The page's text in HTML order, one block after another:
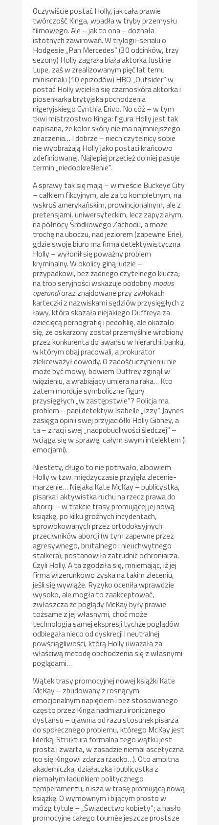
Oczywiście postać Holly, jak cała prawie
twórczość Kinga, wpadła w tryby przemysłu
filmowego. Ale – jak to ona – doznała
istotnych zawirowań. W trylogii-serialu o
Hodgesie „Pan Mercedes” (30 odcinków, trzy
sezony) Holly zagrała biała aktorka Justine
Lupe, zaś w zrealizowanym pięć lat temu
miniserialu (10 epizodów) HBO „Outsider” w
postać Holly wcieliła się czarnoskóra aktorka i
piosenkarka brytyjska pochodzenia
nigeryjskiego Cynthia Erivo. No cóż – w tym
tkwi mistrzostwo Kinga: figura Holly jest tak
napisana, że kolor skóry nie ma najmniejszego
znaczenia… I dobrze – niech czytelnicy sobie
nie wyobrażają Holly jako postaci krańcowo
zdefiniowanej. Najlepiej przecież do niej pasuje
termin „niedookreślenie”.
A sprawy tak się mają – w mieście Buckeye City
– całkiem fikcyjnym, ale za to kompletnym, na
wskroś amerykańskim, prowincjonalnym, ale z
pretensjami, uniwersyteckim, lecz zapyziałym,
na północy Środkowego Zachodu, a może
trochę na uboczu, nad jeziorem (zapewne Erie),
gdzie swoje biuro ma firma detektywistyczna
Holly – wyłonił się poważny problem
kryminalny. W okolicy giną ludzie –
przypadkowi, bez żadnego czytelnego klucza;
na trop seryjności wskazuje podobny modus
operandioraz znajdowane przy zwłokach
karteczki z nazwiskami sędziów przysięgłych z
ławy, która skazała niejakiego Duffreya za
dziecięcą pornografię i pedofilię, ale okazało
się, że oskarżony został przemyślnie wrobiony
przez konkurenta do awansu w hierarchii banku,
w którym obaj pracowali, a prokurator
zlekceważył dowody. O zadośćuczynieniu nie
może być mowy, bowiem Duffrey zginął w
więzieniu, a wrabiający umiera na raka… Kto
zatem morduje symboliczne figury
przysięgłych „w zastępstwie”? Policja ma
problem – pani detektyw Isabelle „Izzy” Jaynes
zasięga opinii swej przyjaciółki Holly Gibney, a
ta – z racji swej „nadpobudliwości śledczej” –
wciąga się w sprawę, całym swym intelektem (i
emocjami).
Niestety, długo to nie potrwało, albowiem
Holly w tzw. międzyczasie przyjęła zlecenie-
marzenie… Niejaka Kate McKay – publicystka,
pisarka i aktywistka ruchu na rzecz prawa do
aborcji – w trakcie trasy promującej jej nową
książkę, po kilku groźnych incydentach,
sprowokowanych przez ortodoksyjnych
przeciwników aborcji (w tym zapewne przez
agresywnego, brutalnego i nieuchwytnego
stalkera), postanowiła zatrudnić ochroniarza.
Czyli Holly. A ta zgodziła się, mniemając, iż jej
firma wizerunkowo zyska na takim zleceniu,
jeśli się wywiąże. Ryzyko oceniła wprawdzie
wysoko, ale mogła to zaakceptować,
zwłaszcza że poglądy McKay były prawie
tożsame z jej własnymi, choć może
technologia samej ekspresji tychże poglądów
odbiegała nieco od dyskrecji i neutralnej
powściągliwości, którą Holly uważała za
właściwą metodę obchodzenia się z własnymi
poglądami…
Wątek trasy promocyjnej nowej książki Kate
McKay – zbudowany z rosnącym
emocjonalnym napięciem i bez stosowanego
często przez Kinga nadmiaru ironicznego
dystansu – ujawnia od razu stosunek pisarza
do społecznego problemu, którego McKay jest
liderką. Struktura formalna tego wątku jest
prosta i zwarta, w zasadzie niemal ascetyczna
(co się Kingowi zdarza rzadko…). Oto ambitna
akademiczka, działaczka i publicystka z
niemałym ładunkiem politycznego
temperamentu, rusza w trasę promującą nową
książkę. O wymownym i bijącym prosto w
mózg tytule – „Świadectwo kobiety”; a hasło
promocyjne całego tournée jeszcze prostsze